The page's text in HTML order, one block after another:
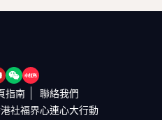
指南
聯絡​我​們
社福界心連心大行動